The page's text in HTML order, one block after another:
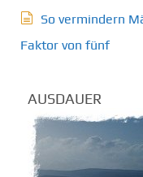
So vermindern
Faktor von fünf
AUSDAUER